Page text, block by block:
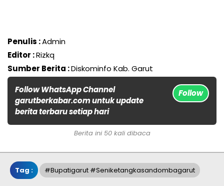
Penulis :Admin
Editor :Rizkq
Sumber Berita :Diskominfo Kab. Garut
Follow WhatsApp Channel
garutberkabar.com untuk update
berita terbaru setiap hari
Follow
Berita ini 50 kali dibaca
Tag : #Bupatigarut #Seniketangkasandombagarut